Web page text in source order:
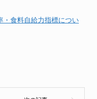
・食料自給力指標につい